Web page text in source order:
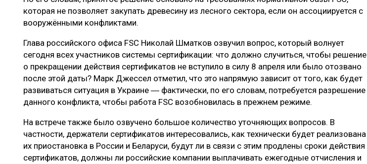
которая не позволяет закупать древесину из лесного сектора, если он ассоциируется с
вооружёнными конфликтами.
Глава российского офиса FSC Николай Шматков озвучил вопрос, который волнует
сегодня всех участников системы сертификации: что должно случиться, чтобы решение
о прекращении действия сертификатов не вступило в силу 8 апреля или было отозвано
после этой даты? Марк Джессел отметил, что это напрямую зависит от того, как будет
развиваться ситуация в Украине ― фактически, по его словам, потребуется разрешение
данного конфликта, чтобы работа FSC возобновилась в прежнем режиме.
На встрече также было озвучено большое количество уточняющих вопросов. В
частности, держатели сертификатов интересовались, как технически будет реализована
их приостановка в России и Беларуси, будут ли в связи с этим продлены сроки действия
сертификатов, должны ли российские компании выплачивать ежегодные отчисления и